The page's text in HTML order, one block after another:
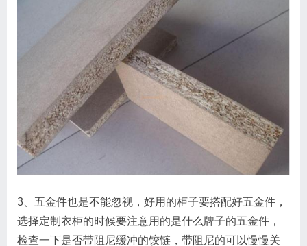
3、五金件也是不能忽视，好用的柜子要搭配好五金件，
选择定制衣柜的时候要注意用的是什么牌子的五金件，
检查一下是否带阻尼缓冲的铰链，带阻尼的可以慢慢关